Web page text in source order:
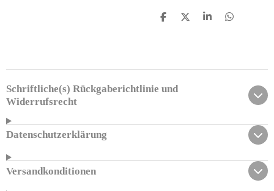
T
n
T
n
T
n
T
n
Schriftliche(s) Rückgaberichtlinie und
Widerrufsrecht
Datenschutzerklärung
Versandkonditionen